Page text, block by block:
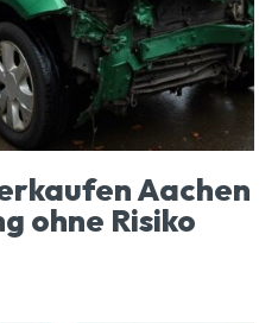
Aachen
ohne Risiko